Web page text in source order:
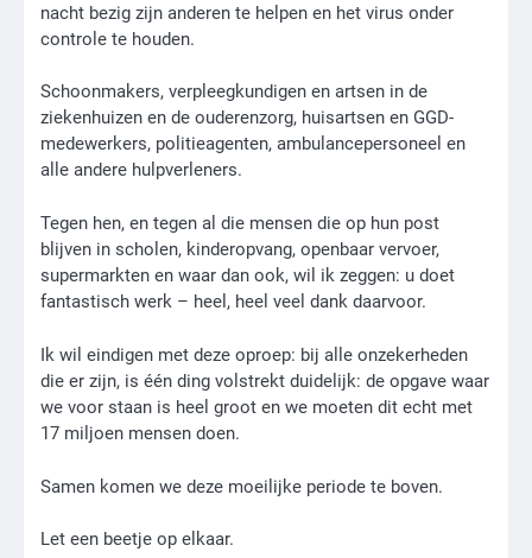
nacht bezig zijn anderen te helpen en het virus onder
controle te houden.
Schoonmakers, verpleegkundigen en artsen in de
ziekenhuizen en de ouderenzorg, huisartsen en GGD-
medewerkers, politieagenten, ambulancepersoneel en
alle andere hulpverleners.
Tegen hen, en tegen al die mensen die op hun post
blijven in scholen, kinderopvang, openbaar vervoer,
supermarkten en waar dan ook, wil ik zeggen: u doet
fantastisch werk – heel, heel veel dank daarvoor.
Ik wil eindigen met deze oproep: bij alle onzekerheden
die er zijn, is één ding volstrekt duidelijk: de opgave waar
we voor staan is heel groot en we moeten dit echt met
17 miljoen mensen doen.
Samen komen we deze moeilijke periode te boven.
Let een beetje op elkaar.